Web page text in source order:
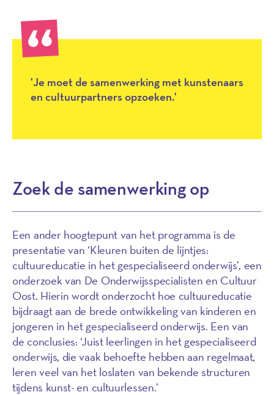
'Je moet de samenwerking met kunstenaars
en cultuurpartners opzoeken.'
Zoek de samenwerking op
Een ander hoogtepunt van het programma is de
presentatie van ‘Kleuren buiten de lijntjes:
cultuureducatie in het gespecialiseerd onderwijs’, een
onderzoek van De Onderwijsspecialisten en Cultuur
Oost. Hierin wordt onderzocht hoe cultuureducatie
bijdraagt aan de brede ontwikkeling van kinderen en
jongeren in het gespecialiseerd onderwijs. Een van
de conclusies: ‘Juist leerlingen in het gespecialiseerd
onderwijs, die vaak behoefte hebben aan regelmaat,
leren veel van het loslaten van bekende structuren
tijdens kunst- en cultuurlessen.’